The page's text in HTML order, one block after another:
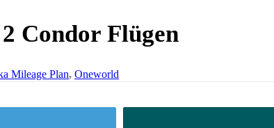
Condor Flügen
Mileage Plan, Oneworld